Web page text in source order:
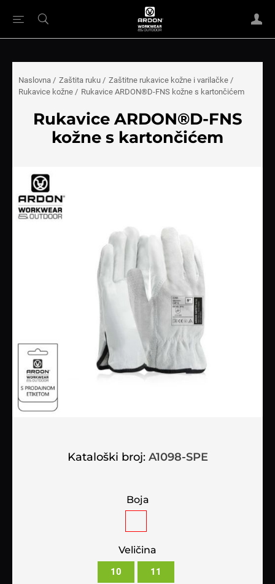
Naslovna / Zaštita ruku / Zaštitne rukavice kožne i varilačke /
Rukavice kožne / Rukavice ARDON®D-FNS kožne s kartončićem
Rukavice ARDON®D-FNS
kožne s kartončićem
Kataloški broj: A1098-SPE
Boja
Veličina
10 11